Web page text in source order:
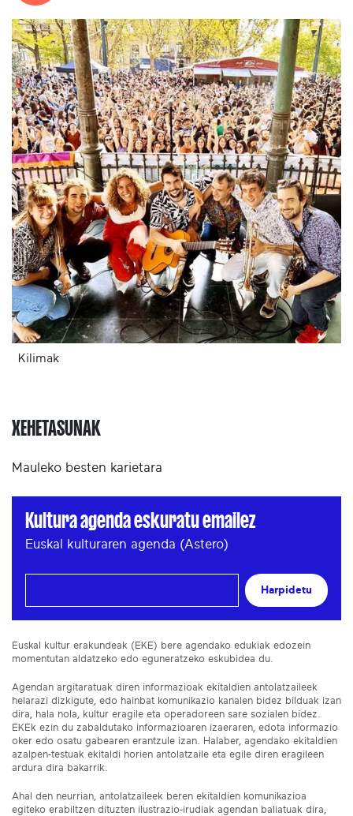
Kilimak
XEHETASUNAK
Mauleko besten karietara
Kultura agenda eskuratu emailez
Euskal kulturaren agenda (Astero)
Harpidetu
Euskal kultur erakundeak (EKE) bere agendako edukiak edozein
momentutan aldatzeko edo eguneratzeko eskubidea du.
Agendan argitaratuak diren informazioak ekitaldien antolatzaileek
helarazi dizkigute, edo hainbat komunikazio kanalen bidez bilduak izan
dira, hala nola, kultur eragile eta operadoreen sare sozialen bidez.
EKEk ezin du zabaldutako informazioaren izaeraren, edota informazio
oker edo osatu gabearen erantzule izan. Halaber, agendako ekitaldien
azalpen-testuak ekitaldi horien antolatzaile eta egile diren eragileen
ardura dira bakarrik.
Ahal den neurrian, antolatzaileek beren ekitaldien komunikazioa
egiteko erabiltzen dituzten ilustrazio-irudiak agendan baliatuak dira,